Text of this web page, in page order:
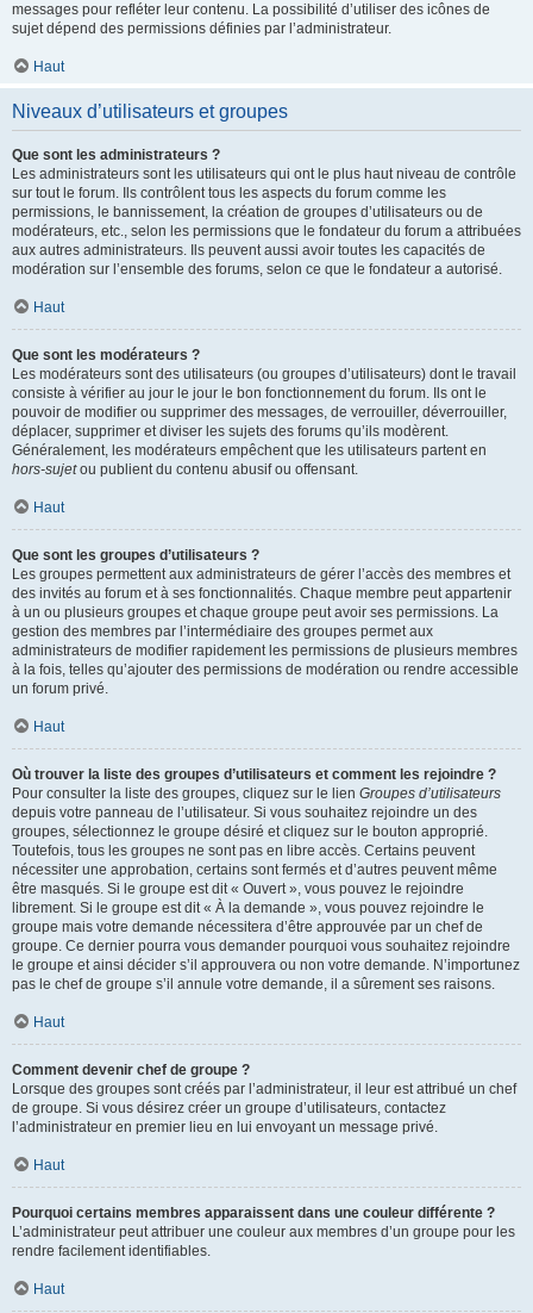
messages pour refléter leur contenu. La possibilité d’utiliser des icônes de
sujet dépend des permissions définies par l’administrateur.
Haut
Niveaux d’utilisateurs et groupes
Que sont les administrateurs ?
Les administrateurs sont les utilisateurs qui ont le plus haut niveau de contrôle
sur tout le forum. Ils contrôlent tous les aspects du forum comme les
permissions, le bannissement, la création de groupes d’utilisateurs ou de
modérateurs, etc., selon les permissions que le fondateur du forum a attribuées
aux autres administrateurs. Ils peuvent aussi avoir toutes les capacités de
modération sur l’ensemble des forums, selon ce que le fondateur a autorisé.
Haut
Que sont les modérateurs ?
Les modérateurs sont des utilisateurs (ou groupes d’utilisateurs) dont le travail
consiste à vérifier au jour le jour le bon fonctionnement du forum. Ils ont le
pouvoir de modifier ou supprimer des messages, de verrouiller, déverrouiller,
déplacer, supprimer et diviser les sujets des forums qu’ils modèrent.
Généralement, les modérateurs empêchent que les utilisateurs partent en
hors-sujetou publient du contenu abusif ou offensant.
Haut
Que sont les groupes d’utilisateurs ?
Les groupes permettent aux administrateurs de gérer l’accès des membres et
des invités au forum et à ses fonctionnalités. Chaque membre peut appartenir
à un ou plusieurs groupes et chaque groupe peut avoir ses permissions. La
gestion des membres par l’intermédiaire des groupes permet aux
administrateurs de modifier rapidement les permissions de plusieurs membres
à la fois, telles qu’ajouter des permissions de modération ou rendre accessible
un forum privé.
Haut
Où trouver la liste des groupes d’utilisateurs et comment les rejoindre ?
Pour consulter la liste des groupes, cliquez sur le lien Groupes d’utilisateurs
depuis votre panneau de l’utilisateur. Si vous souhaitez rejoindre un des
groupes, sélectionnez le groupe désiré et cliquez sur le bouton approprié.
Toutefois, tous les groupes ne sont pas en libre accès. Certains peuvent
nécessiter une approbation, certains sont fermés et d’autres peuvent même
être masqués. Si le groupe est dit « Ouvert », vous pouvez le rejoindre
librement. Si le groupe est dit « À la demande », vous pouvez rejoindre le
groupe mais votre demande nécessitera d’être approuvée par un chef de
groupe. Ce dernier pourra vous demander pourquoi vous souhaitez rejoindre
le groupe et ainsi décider s’il approuvera ou non votre demande. N’importunez
pas le chef de groupe s’il annule votre demande, il a sûrement ses raisons.
Haut
Comment devenir chef de groupe ?
Lorsque des groupes sont créés par l’administrateur, il leur est attribué un chef
de groupe. Si vous désirez créer un groupe d’utilisateurs, contactez
l’administrateur en premier lieu en lui envoyant un message privé.
Haut
Pourquoi certains membres apparaissent dans une couleur différente ?
L’administrateur peut attribuer une couleur aux membres d’un groupe pour les
rendre facilement identifiables.
Haut